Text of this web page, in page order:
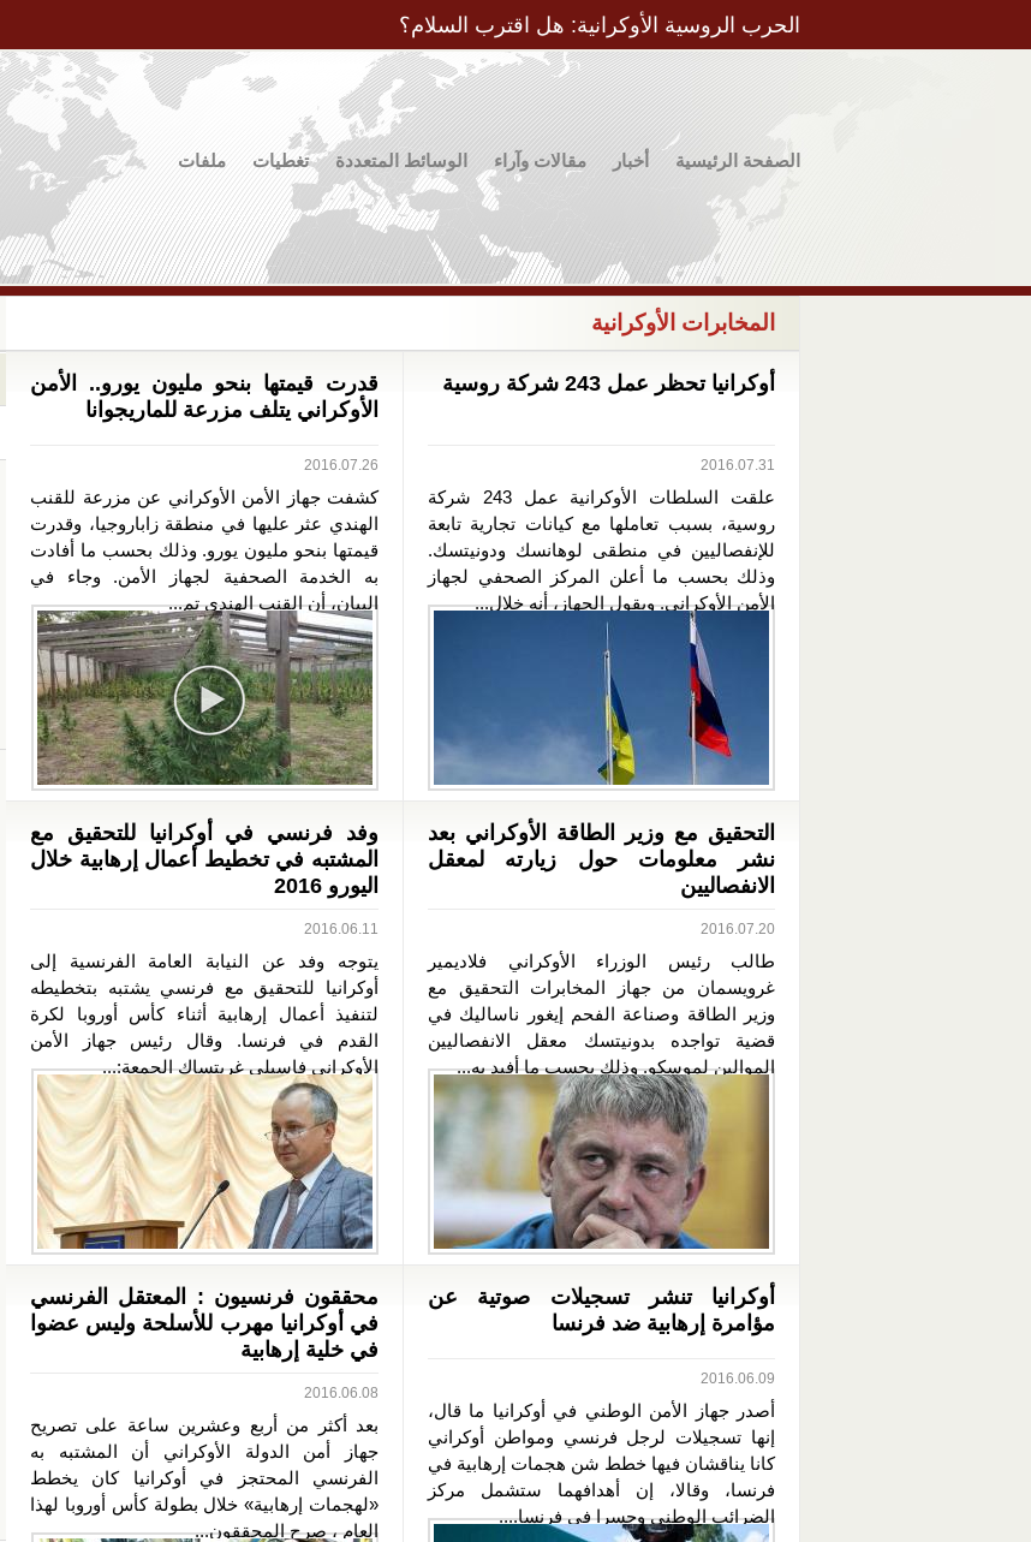
الحرب الروسية الأوكرانية: هل اقترب السلام؟
الصفحة الرئيسية أخبار مقالات وآراء الوسائط المتعددة تغطيات ملفات
المخابرات الأوكرانية
أوكرانيا تحظر عمل 243 شركة روسية
2016.07.31
علقت السلطات الأوكرانية عمل 243 شركة
روسية، بسبب تعاملها مع كيانات تجارية تابعة
للإنفصاليين في منطقى لوهانسك ودونيتسك.
وذلك بحسب ما أعلن المركز الصحفي لجهاز
الأمن الأوكراني. ويقول الجهاز، أنه خلال...
قدرت قيمتها بنحو مليون يورو.. الأمن
الأوكراني يتلف مزرعة للماريجوانا
2016.07.26
كشفت جهاز الأمن الأوكراني عن مزرعة للقنب
الهندي عثر عليها في منطقة زاباروجيا، وقدرت
قيمتها بنحو مليون يورو. وذلك بحسب ما أفادت
به الخدمة الصحفية لجهاز الأمن. وجاء في
البيان، أن القنب الهندي تم...
التحقيق مع وزير الطاقة الأوكراني بعد
نشر معلومات حول زيارته لمعقل
الانفصاليين
2016.07.20
طالب رئيس الوزراء الأوكراني فلاديمير
غرويسمان من جهاز المخابرات التحقيق مع
وزير الطاقة وصناعة الفحم إيغور ناساليك في
قضية تواجده بدونيتسك معقل الانفصاليين
الموالين لموسكو. وذلك بحسب ما أفيد به...
وفد فرنسي في أوكرانيا للتحقيق مع
المشتبه في تخطيط أعمال إرهابية خلال
اليورو 2016
2016.06.11
يتوجه وفد عن النيابة العامة الفرنسية إلى
أوكرانيا للتحقيق مع فرنسي يشتبه بتخطيطه
لتنفيذ أعمال إرهابية أثناء كأس أوروبا لكرة
القدم في فرنسا. وقال رئيس جهاز الأمن
الأوكراني فاسيلي غريتساك الجمعة:...
أوكرانيا تنشر تسجيلات صوتية عن
مؤامرة إرهابية ضد فرنسا
2016.06.09
أصدر جهاز الأمن الوطني في أوكرانيا ما قال،
إنها تسجيلات لرجل فرنسي ومواطن أوكراني
كانا يناقشان فيها خطط شن هجمات إرهابية في
فرنسا، وقالا، إن أهدافهما ستشمل مركز
الضرائب الوطني وجسرا في فرنسا....
محققون فرنسيون : المعتقل الفرنسي
في أوكرانيا مهرب للأسلحة وليس عضوا
في خلية إرهابية
2016.06.08
بعد أكثر من أربع وعشرين ساعة على تصريح
جهاز أمن الدولة الأوكراني أن المشتبه به
الفرنسي المحتجز في أوكرانيا كان يخطط
«لهجمات إرهابية» خلال بطولة كأس أوروبا لهذا
العام ، صرح المحققون...